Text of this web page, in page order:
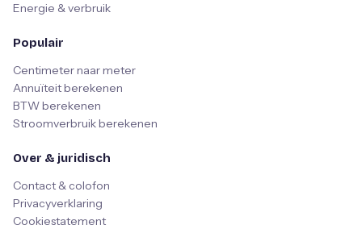
Energie & verbruik
Populair
Centimeter naar meter
Annuïteit berekenen
BTW berekenen
Stroomverbruik berekenen
Over & juridisch
Contact & colofon
Privacyverklaring
Cookiestatement